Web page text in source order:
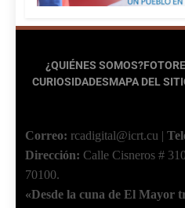
¿QUIÉNES SOMOS?
CURIOSIDADESMAPA DEL
Correo: rcadigital@icrt.cu |
Dirección: Calle Cisneros #
70100.
«Desde la cuna de El Mayor